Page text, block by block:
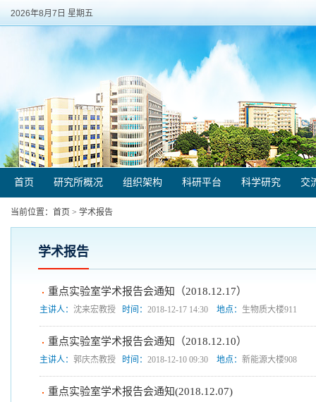
2026年8月7日 星期五
首页 研究所概况 组织架构 科研平台 科学研究 交
当前位置： 首页 > 学术报告
学术报告
重点实验室学术报告会通知（2018.12.17）
主讲人： 沈来宏教授 时间： 2018-12-17 14:30 地点： 生物质大楼911
重点实验室学术报告会通知（2018.12.10）
主讲人： 郭庆杰教授 时间： 2018-12-10 09:30 地点： 新能源大楼908
重点实验室学术报告会通知(2018.12.07)